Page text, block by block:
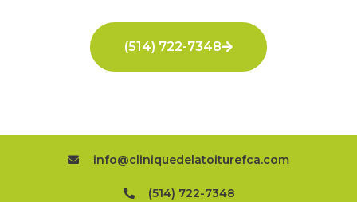
(514) 722-7348
info@cliniquedelatoiturefca.com
(514) 722-7348